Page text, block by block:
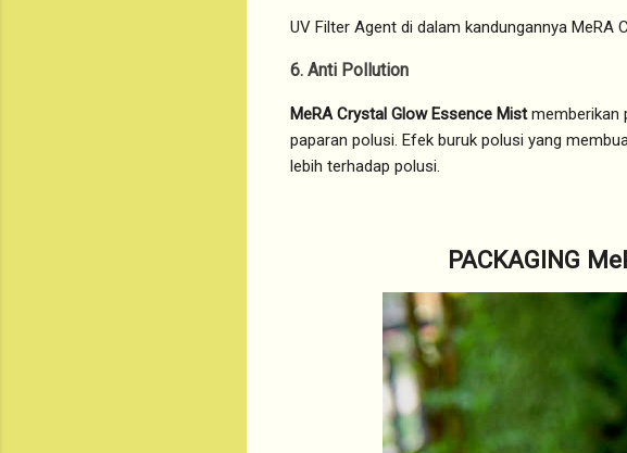
UV Filter Agent di dalam kandungannya MeRA
6. Anti Pollution
MeRA Crystal Glow Essence Mistmemberikan
paparan polusi. Efek buruk polusi yang
lebih terhadap polusi.
PACKAGING